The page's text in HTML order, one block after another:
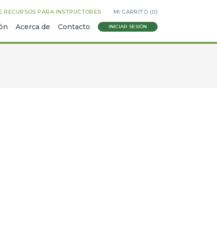
MI CARRITO (0)
RECURSOS PARA INSTRUCTORES
Acerca de Contacto INICIAR SESIÓN